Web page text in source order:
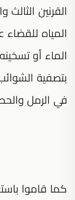
القرنين الثالث
المياه للقضاء
الماء أو
بتصفية
في الرمل
كما قاموا